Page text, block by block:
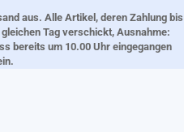
aus. Alle Artikel, deren Zahlung bis
Tag verschickt, Ausnahme:
bereits um 10.00 Uhr eingegangen